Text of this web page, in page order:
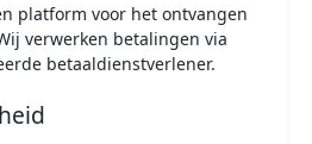
platform voor het ontvangen
verwerken betalingen via
betaaldienstverlener.